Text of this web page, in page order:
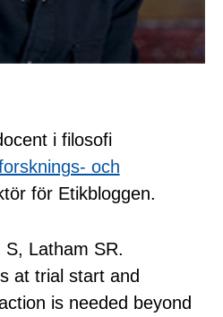
i filosofi
och
för Etikbloggen.
S, Latham SR.
at trial start and
is needed beyond